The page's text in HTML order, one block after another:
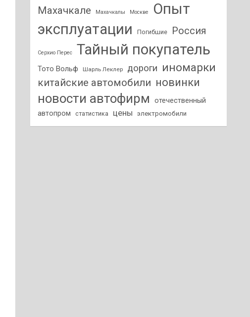
Махачкале Махачкалы Москве
Опыт
эксплуатации
Погибшие Россия
Серхио Перес Тайный покупатель
Тото Вольф Шарль Леклер дороги иномарки
китайские автомобили новинки
новости автофирм
отечественный
автопром
статистика цены электромобили